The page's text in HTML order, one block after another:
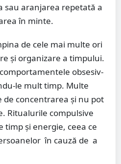
sau aranjarea repetată a
în minte.
de cele mai multe ori
și organizare a timpului.
obsesiv-
le mult timp. Multe
de concentrarea și nu pot
Ritualurile compulsive
timp și energie, ceea ce
în cauză de a